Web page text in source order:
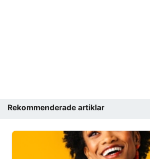
Rekommenderade artiklar